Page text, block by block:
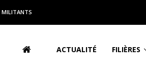
MILITANTS
ACTUALITÉ FILIÈRES